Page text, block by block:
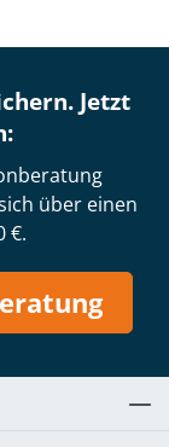
Jetzt
über einen
€.